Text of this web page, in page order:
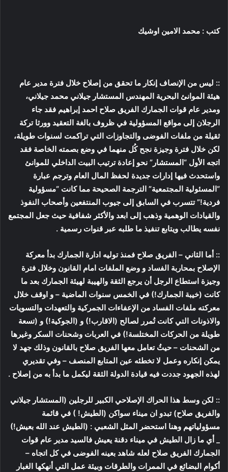
كتب : محمد الامين اوشيك
:: ليس من الإنصاف إنكار ما تحقق من إصلاح خلال فترة مدير عام
هيئة الموانئ البحرية المهندس المستشار جيلاني محمد جيلاني،
ومدير عام قوات الجمارك الفريق صلاح احمد إبراهيم فقد جاء
الرجلان إلى مواقع المسؤولية في ظروف بالغة التعقيد وورثا تركة
ثقيلة من ملفات الفوضى والتجاوزات التي تراكمت لسنوات طويلة،
لكن خلال فترة وجيزة نجح كُل منهما في وضع بصمته الخاصة فقد
اتجه الأول “المستشار” نحو إعادة ترتيب البيت الداخلي للموانئ
واستحدث فيها إدارات جديدة لحفظ المال العام وترجم عبارة
“المسئولية المجتمعية” الترجمة الصحيحة مما كانت “مسؤولية
فردية!” تتسرب في السابق إلى جيوب المنتفعين وأصحاب النفوذ
والقيادات الوهمية وذهب إلى ابعد والأكثر شفافية حيث جعل المجتمع
نفسه يطالب ويتابع تنفيذ ما طلبه عبر قنوات رسمية .
:: أما الثاني – الفريق صلاح فمنذ توليه ادارة الجمارك بدأ معركة
الإصلاح بمحاربة الفساد و وضع الملفات امام القانون وخلال فترة
وجيزة استطاع الرجل أن يرجع الثقة والهيبة لهيئة الجمارك بعد ما
كانت (خيبة الجمارك!) في الخمس سنوات الماضية – و اوقف خلال
معركته ملفات الفساد من الإعفاءات الجمركية والتعهدات والتسويات
والاذونات التي كانت تُمرر لصالح (الاقارب!) و (الجوكية!) و (تسعة
طويلة من الحركات المختلسة!) في العربات وشحنات السكر وغيرها
من الشحنات – حيثُ تعامل معها الفريق صلاح بالقانون وذلك جهد لا
يمكن إنكاره وعمل لا تخطئه عين المتابع المنصف – وفي تقديري
لهذه الجهود جددت فيه قيادة الدولة الثقة ليكمل ما بدأ به من إصلاح .
:: لكن وسط هذا الحراك الإصلاحي الكبير للرجلين (المستشار جيلاني
والفريق صلاح) تبدو ان ميناء سواكن (الطيش! ) في قائمة
مسؤولياتهم وهنا استحضر المثل الشعبي : (الطيش عند الله بعيش!)
_ أي ما زال الطيش في ميناء دقنة يعيش فالسيد مدير عام قوات
الجمارك الفريق صلاح لعله شاهد بعينه الفوضى في كل اتجاه –
أكوام البضائع في الممرات والطرقات وبيئة عمل التي أنهكها الغبار